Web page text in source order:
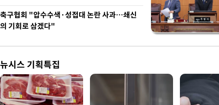
축구협회 "압수수색·성접대 논란 사과…쇄신
의 기회로 삼겠다"
뉴시스 기획특집